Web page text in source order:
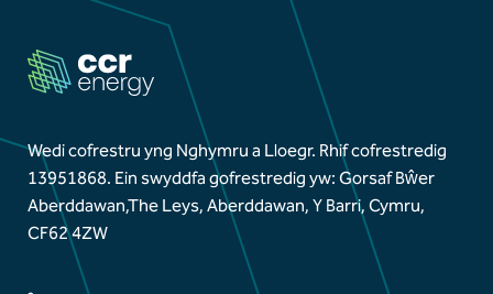
Cartref
Ein Huchelgais
Ein taith
Projects
Ein tîm
Wedi cofrestru yng Nghymru a Lloegr. Rhif cofrestredig
13951868. Ein swyddfa gofrestredig yw: Gorsaf Bŵer
Aberddawan,The Leys, Aberddawan, Y Barri, Cymru,
CF62 4ZW